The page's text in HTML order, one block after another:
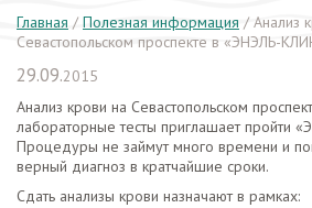
Главная / Полезная информация / Анализ
Севастопольском проспекте в «ЭНЭЛЬ-
29.09.2015
Анализ крови на Севастопольском
лабораторные тесты приглашает пройти
Процедуры не займут много времени и
верный диагноз в кратчайшие сроки.
Сдать анализы крови назначают в рамках: